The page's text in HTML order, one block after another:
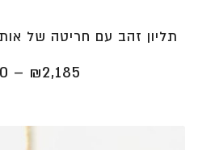
תליון זהב עם חריטה של
₪2,185
–